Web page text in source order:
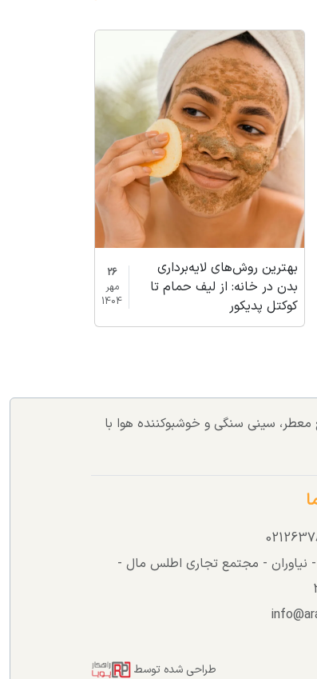
بهترین روش‌های لایه‌برداری
بدن در خانه: از لیف حمام تا
کوکتل پدیکور
26
مهر
1404
معطر، سینی سنگی و خوشبوکننده هوا با
- نیاوران - مجتمع تجاری اطلس مال -
طراحی شده توسط